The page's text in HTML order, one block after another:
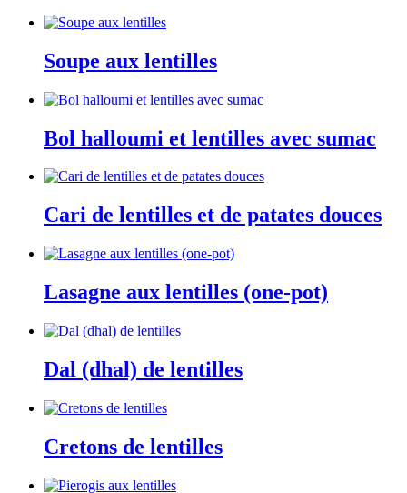
Soupe aux lentilles
Bol halloumi et lentilles avec sumac
Cari de lentilles et de patates douces
Lasagne aux lentilles (one-pot)
Dal (dhal) de lentilles
Cretons de lentilles